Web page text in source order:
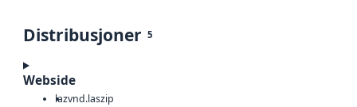
Distribusjoner 5
Webside
lazvnd.laszip